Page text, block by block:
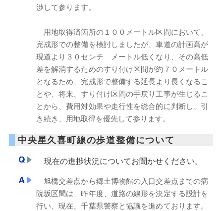
渉して参ります。
用地取得済箇所の１００メートル区間において、
完成形での整備を検討しましたが、車道の計画高が
現道より３０センチ メートル低くなり、その高低
差を解消するためのすり付け区間が約７０メートル
となるため、完成形で整備する延長より長くなるこ
とや、将来、すり付け区間の手戻り工事が生じるこ
とから、費用対効果や走行性を総合的に判断し、引
き続き、用地取得を優先して参ります。
中央星久喜町線の歩道整備について
現在の進捗状況についてお聞かせください。
旭橋交差点から郷土博物館の入口交差点までの病
院坂区間は、昨年度、道路の線形を決定する設計を
行い、現在、千葉県警察と協議を進めております。